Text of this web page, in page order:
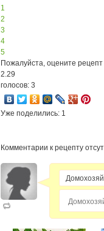
1
2
3
4
5
Пожалуйста, оцените рецепт
2.29
голосов: 3
Уже поделились: 1
Комментарии к рецепту